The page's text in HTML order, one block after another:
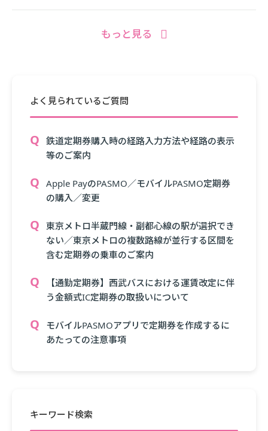
もっと見る
よく見られているご質問
鉄道定期券購入時の経路入力方法や経路の表示
等のご案内
Apple PayのPASMO／モバイルPASMO定期券
の購入／変更
東京メトロ半蔵門線・副都心線の駅が選択でき
ない／東京メトロの複数路線が並行する区間を
含む定期券の乗車のご案内
【通勤定期券】西武バスにおける運賃改定に伴
う金額式IC定期券の取扱いについて
モバイルPASMOアプリで定期券を作成するに
あたっての注意事項
キーワード検索